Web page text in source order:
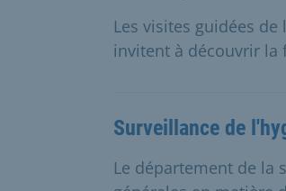
Les visites guidées
invitent à découvrir la
Surveillance de
Le département de la